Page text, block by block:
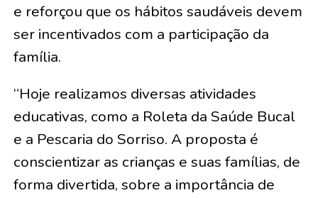
e reforçou que os hábitos saudáveis devem
ser incentivados com a participação da
família.
“Hoje realizamos diversas atividades
educativas, como a Roleta da Saúde Bucal
e a Pescaria do Sorriso. A proposta é
conscientizar as crianças e suas famílias, de
forma divertida, sobre a importância de